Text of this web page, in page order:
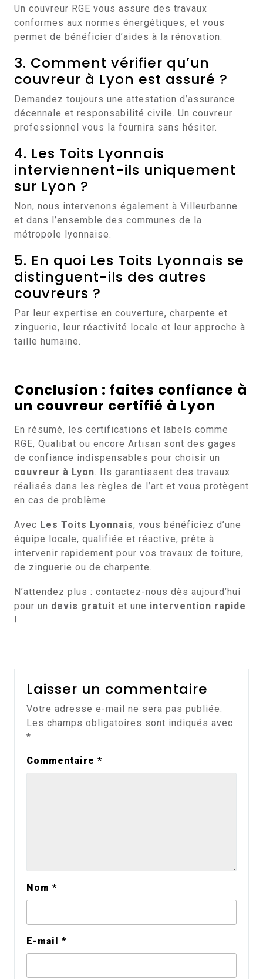
Un couvreur RGE vous assure des travaux
conformes aux normes énergétiques, et vous
permet de bénéficier d’aides à la rénovation.
3. Comment vérifier qu’un
couvreur à Lyon est assuré ?
Demandez toujours une attestation d’assurance
décennale et responsabilité civile. Un couvreur
professionnel vous la fournira sans hésiter.
4. Les Toits Lyonnais
interviennent-ils uniquement
sur Lyon ?
Non, nous intervenons également à Villeurbanne
et dans l’ensemble des communes de la
métropole lyonnaise.
5. En quoi Les Toits Lyonnais se
distinguent-ils des autres
couvreurs ?
Par leur expertise en couverture, charpente et
zinguerie, leur réactivité locale et leur approche à
taille humaine.
Conclusion : faites confiance à
un couvreur certifié à Lyon
En résumé, les certifications et labels comme
RGE, Qualibat ou encore Artisan sont des gages
de confiance indispensables pour choisir un
couvreur à Lyon. Ils garantissent des travaux
réalisés dans les règles de l’art et vous protègent
en cas de problème.
Avec Les Toits Lyonnais, vous bénéficiez d’une
équipe locale, qualifiée et réactive, prête à
intervenir rapidement pour vos travaux de toiture,
de zinguerie ou de charpente.
N’attendez plus : contactez-nous dès aujourd’hui
pour un devis gratuit et une intervention rapide
!
Laisser un commentaire
Votre adresse e-mail ne sera pas publiée.
Les champs obligatoires sont indiqués avec
*
Commentaire *
Nom *
E-mail *